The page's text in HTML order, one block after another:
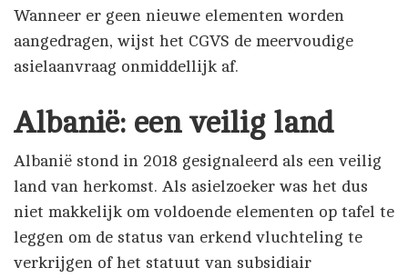
Wanneer er geen nieuwe elementen worden
aangedragen, wijst het CGVS de meervoudige
asielaanvraag onmiddellijk af.
Albanië: een veilig land
Albanië stond in 2018 gesignaleerd als een veilig
land van herkomst. Als asielzoeker was het dus
niet makkelijk om voldoende elementen op tafel te
leggen om de status van erkend vluchteling te
verkrijgen of het statuut van subsidiair